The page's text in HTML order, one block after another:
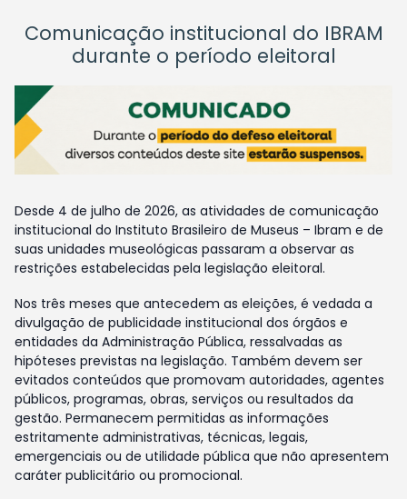
Comunicação institucional do IBRAM
durante o período eleitoral
Desde 4 de julho de 2026, as atividades de comunicação
institucional do Instituto Brasileiro de Museus – Ibram e de
suas unidades museológicas passaram a observar as
restrições estabelecidas pela legislação eleitoral.
Nos três meses que antecedem as eleições, é vedada a
divulgação de publicidade institucional dos órgãos e
entidades da Administração Pública, ressalvadas as
hipóteses previstas na legislação. Também devem ser
evitados conteúdos que promovam autoridades, agentes
públicos, programas, obras, serviços ou resultados da
gestão. Permanecem permitidas as informações
estritamente administrativas, técnicas, legais,
emergenciais ou de utilidade pública que não apresentem
caráter publicitário ou promocional.